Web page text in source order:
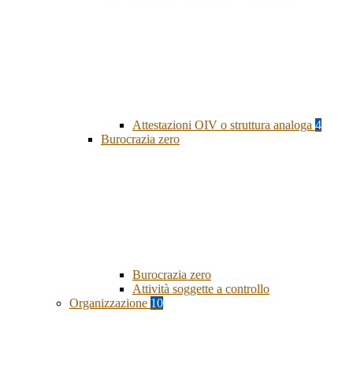
Attestazioni OIV o struttura analoga 4
Burocrazia zero
Burocrazia zero
Attività soggette a controllo
Organizzazione 10